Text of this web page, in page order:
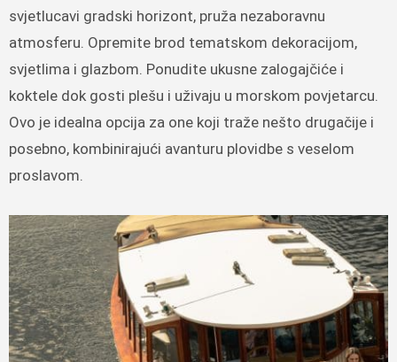
svjetlucavi gradski horizont, pruža nezaboravnu
atmosferu. Opremite brod tematskom dekoracijom,
svjetlima i glazbom. Ponudite ukusne zalogajčiće i
koktele dok gosti plešu i uživaju u morskom povjetarcu.
Ovo je idealna opcija za one koji traže nešto drugačije i
posebno, kombinirajući avanturu plovidbe s veselom
proslavom.